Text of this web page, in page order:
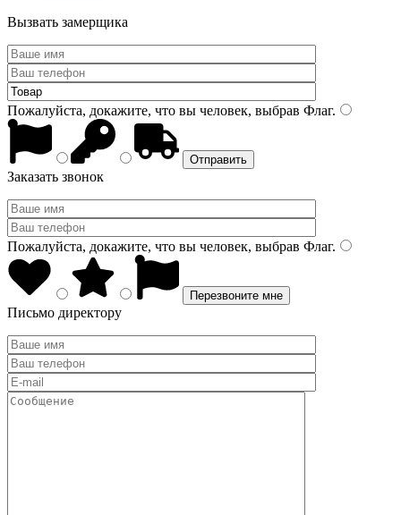
Вызвать замерщика
Пожалуйста, докажите, что вы человек, выбрав Флаг.
Заказать звонок
Пожалуйста, докажите, что вы человек, выбрав Флаг.
Письмо директору